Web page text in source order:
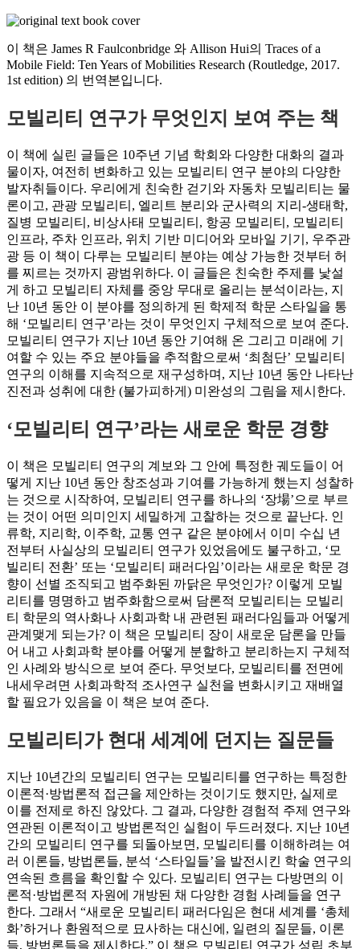
이 책은 James R Faulconbridge 와 Allison Hui의 Traces of a
Mobile Field: Ten Years of Mobilities Research (Routledge, 2017.
1st edition) 의 번역본입니다.
모빌리티 연구가 무엇인지 보여 주는 책
이 책에 실린 글들은 10주년 기념 학회와 다양한 대화의 결과
물이자, 여전히 변화하고 있는 모빌리티 연구 분야의 다양한
발자취들이다. 우리에게 친숙한 걷기와 자동차 모빌리티는 물
론이고, 관광 모빌리티, 엘리트 분리와 군사력의 지리-생태학,
질병 모빌리티, 비상사태 모빌리티, 항공 모빌리티, 모빌리티
인프라, 주차 인프라, 위치 기반 미디어와 모바일 기기, 우주관
광 등 이 책이 다루는 모빌리티 분야는 예상 가능한 것부터 허
를 찌르는 것까지 광범위하다. 이 글들은 친숙한 주제를 낯설
게 하고 모빌리티 자체를 중앙 무대로 올리는 분석이라는, 지
난 10년 동안 이 분야를 정의하게 된 학제적 학문 스타일을 통
해 ‘모빌리티 연구’라는 것이 무엇인지 구체적으로 보여 준다.
모빌리티 연구가 지난 10년 동안 기여해 온 그리고 미래에 기
여할 수 있는 주요 분야들을 추적함으로써 ‘최첨단’ 모빌리티
연구의 이해를 지속적으로 재구성하며, 지난 10년 동안 나타난
진전과 성취에 대한 (불가피하게) 미완성의 그림을 제시한다.
‘모빌리티 연구’라는 새로운 학문 경향
이 책은 모빌리티 연구의 계보와 그 안에 특정한 궤도들이 어
떻게 지난 10년 동안 창조성과 기여를 가능하게 했는지 성찰하
는 것으로 시작하여, 모빌리티 연구를 하나의 ‘장場’으로 부르
는 것이 어떤 의미인지 세밀하게 고찰하는 것으로 끝난다. 인
류학, 지리학, 이주학, 교통 연구 같은 분야에서 이미 수십 년
전부터 사실상의 모빌리티 연구가 있었음에도 불구하고, ‘모
빌리티 전환’ 또는 ‘모빌리티 패러다임’이라는 새로운 학문 경
향이 선별 조직되고 범주화된 까닭은 무엇인가? 이렇게 모빌
리티를 명명하고 범주화함으로써 담론적 모빌리티는 모빌리
티 학문의 역사화나 사회과학 내 관련된 패러다임들과 어떻게
관계맺게 되는가? 이 책은 모빌리티 장이 새로운 담론을 만들
어 내고 사회과학 분야를 어떻게 분할하고 분리하는지 구체적
인 사례와 방식으로 보여 준다. 무엇보다, 모빌리티를 전면에
내세우려면 사회과학적 조사연구 실천을 변화시키고 재배열
할 필요가 있음을 이 책은 보여 준다.
모빌리티가 현대 세계에 던지는 질문들
지난 10년간의 모빌리티 연구는 모빌리티를 연구하는 특정한
이론적·방법론적 접근을 제안하는 것이기도 했지만, 실제로
이를 전제로 하진 않았다. 그 결과, 다양한 경험적 주제 연구와
연관된 이론적이고 방법론적인 실험이 두드러졌다. 지난 10년
간의 모빌리티 연구를 되돌아보면, 모빌리티를 이해하려는 여
러 이론들, 방법론들, 분석 ‘스타일들’을 발전시킨 학술 연구의
연속된 흐름을 확인할 수 있다. 모빌리티 연구는 다방면의 이
론적·방법론적 자원에 개방된 채 다양한 경험 사례들을 연구
한다. 그래서 “새로운 모빌리티 패러다임은 현대 세계를 ‘총체
화’하거나 환원적으로 묘사하는 대신에, 일련의 질문들, 이론
들, 방법론들을 제시한다.” 이 책은 모빌리티 연구가 성립 초부